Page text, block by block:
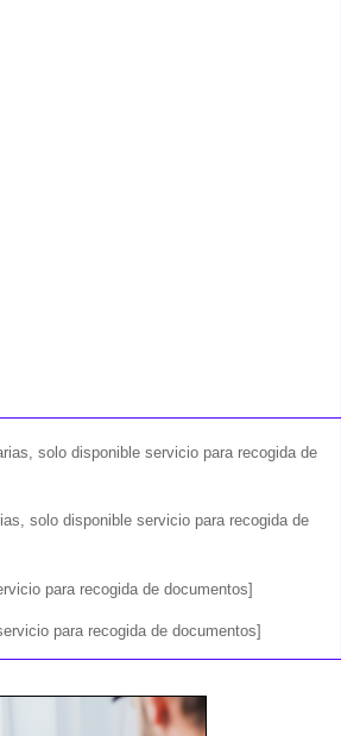
solo disponible servicio para recogida de
solo disponible servicio para recogida de
para recogida de documentos]
para recogida de documentos]